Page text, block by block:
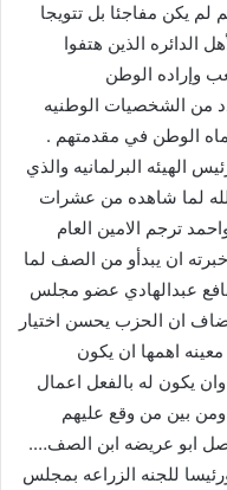
يكن مفاجئا بل تتويجا
الدائره الذين هتفوا
وإراده الوطن
من الشخصيات الوطنيه
الوطن في مقدمتهم .
الهيئه البرلمانيه والذي
لما شاهده من عشرات
ترجم الامين العام
ان يبدأو من الصف لما
عبدالهادي عضو مجلس
ان الحزب يحسن اختيار
اهمها ان يكون
يكون له بالفعل اعمال
ومن بين من وقع عليهم
ابو عريضه ابن الصف….
للجنه الزراعه بمجلس